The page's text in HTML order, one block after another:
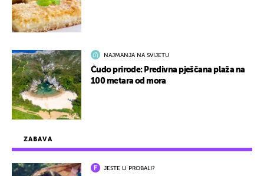
ZABAVA
JESTE LI PROBALI?
NAJMANJA NA SVIJETU
Čudo prirode: Predivna pješčana plaža na
100 metara od mora